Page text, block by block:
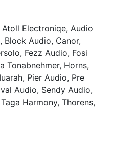
Atoll Electroniqe, Audio
, Block Audio, Canor,
, Fezz Audio, Fosi
Tonabnehmer, Horns,
, Pier Audio, Pre
Audio, Sendy Audio,
Taga Harmony, Thorens,